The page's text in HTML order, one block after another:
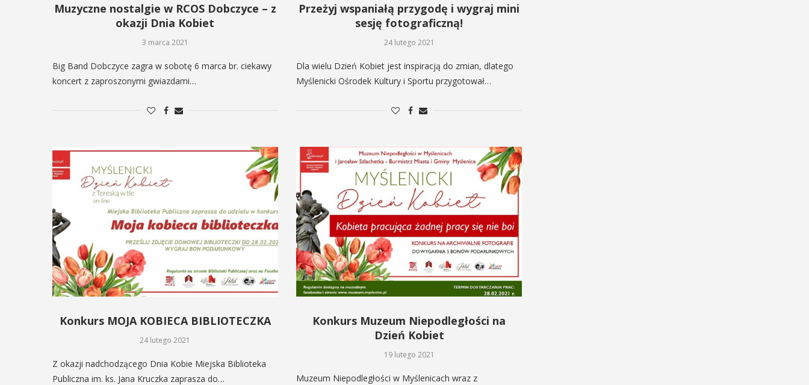
Muzyczne nostalgie w RCOS Dobczyce – z
okazji Dnia Kobiet
3 marca 2021
Big Band Dobczyce zagra w sobotę 6 marca br. ciekawy
koncert z zaproszonymi gwiazdami…
Przeżyj wspaniałą przygodę i wygraj mini
sesję fotograficzną!
24 lutego 2021
Dla wielu Dzień Kobiet jest inspiracją do zmian, dlatego
Myślenicki Ośrodek Kultury i Sportu przygotował…
Konkurs MOJA KOBIECA BIBLIOTECZKA
24 lutego 2021
Z okazji nadchodzącego Dnia Kobie Miejska Biblioteka
Publiczna im. ks. Jana Kruczka zaprasza do…
Konkurs Muzeum Niepodległości na
Dzień Kobiet
19 lutego 2021
Muzeum Niepodległości w Myślenicach wraz z